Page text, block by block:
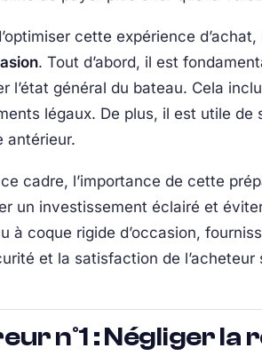
cette expérience
. Tout d’abord, il est
l’état général du bateau. Cela
légaux. De plus, il est utile de
antérieur.
cadre, l’importance de cette
un investissement éclairé et
à coque rigide d’occasion,
et la satisfaction de
n°1 : Négliger